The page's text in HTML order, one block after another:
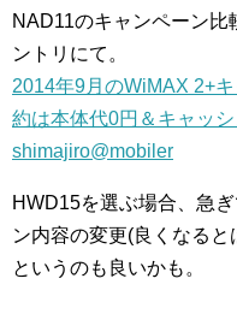
NAD11のキャンペーン
ントリにて。
2014年9月のWiMAX 2+
約は本体代0円＆キャッシ
shimajiro@mobiler
HWD15を選ぶ場合、急
ン内容の変更(良くなると
というのも良いかも。